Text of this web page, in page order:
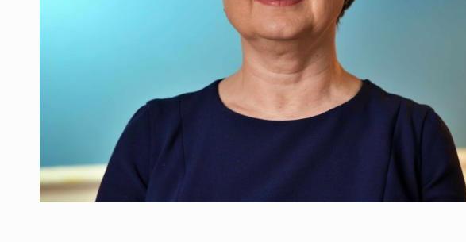
PUTTING ROMANIAN CORPORATE COMPANIES ON THE
OUR EDGE WILL COME FROM BEING THE MOST DIGITALIZED
COFFEE IS OUR LOVE LANGUAGE
Hard Enduro Piatra Craiului 2026, fueled by benzinariile RO
STIRI Fondul de investitii BoldMind si echipa de management a Pall-
STIRI RANGE ROVER DEZVALUIE AL CINCILEA MEMBRU AL FAMILIEI: